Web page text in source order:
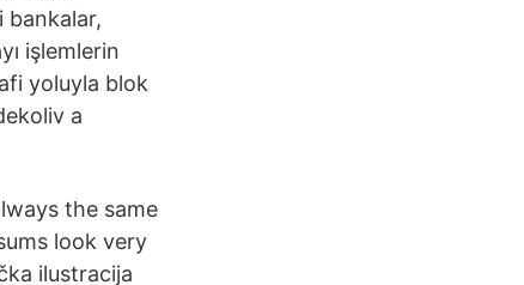
bankalar,
işlemlerin
yoluyla blok
a
the same
look very
ilustracija